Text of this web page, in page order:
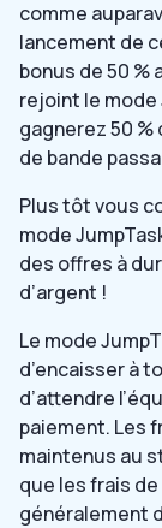
comme
lancement de
bonus de 50
rejoint le mode
gagnerez 50
de bande
Plus tôt vous
mode
des offres à
d’argent !
Le mode
d’encaisser à
d’attendre
paiement. Les
maintenus au
que les frais
généralement